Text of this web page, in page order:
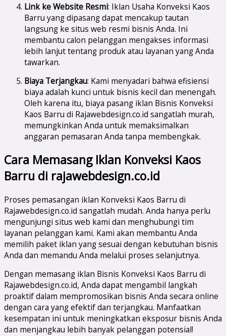
Link ke Website Resmi: Iklan Usaha Konveksi Kaos
Barru yang dipasang dapat mencakup tautan
langsung ke situs web resmi bisnis Anda. Ini
membantu calon pelanggan mengakses informasi
lebih lanjut tentang produk atau layanan yang Anda
tawarkan.
Biaya Terjangkau: Kami menyadari bahwa efisiensi
biaya adalah kunci untuk bisnis kecil dan menengah.
Oleh karena itu, biaya pasang iklan Bisnis Konveksi
Kaos Barru di Rajawebdesign.co.id sangatlah murah,
memungkinkan Anda untuk memaksimalkan
anggaran pemasaran Anda tanpa membengkak.
Cara Memasang Iklan Konveksi Kaos
Barru di rajawebdesign.co.id
Proses pemasangan iklan Konveksi Kaos Barru di
Rajawebdesign.co.id sangatlah mudah. Anda hanya perlu
mengunjungi situs web kami dan menghubungi tim
layanan pelanggan kami. Kami akan membantu Anda
memilih paket iklan yang sesuai dengan kebutuhan bisnis
Anda dan memandu Anda melalui proses selanjutnya.
Dengan memasang iklan Bisnis Konveksi Kaos Barru di
Rajawebdesign.co.id, Anda dapat mengambil langkah
proaktif dalam mempromosikan bisnis Anda secara online
dengan cara yang efektif dan terjangkau. Manfaatkan
kesempatan ini untuk meningkatkan eksposur bisnis Anda
dan menjangkau lebih banyak pelanggan potensial!